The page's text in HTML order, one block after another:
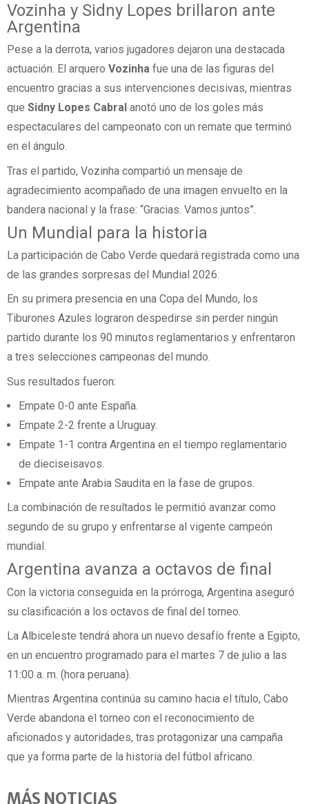
Vozinha y Sidny Lopes brillaron ante
Argentina
Pese a la derrota, varios jugadores dejaron una destacada
actuación. El arquero Vozinha fue una de las figuras del
encuentro gracias a sus intervenciones decisivas, mientras
que Sidny Lopes Cabral anotó uno de los goles más
espectaculares del campeonato con un remate que terminó
en el ángulo.
Tras el partido, Vozinha compartió un mensaje de
agradecimiento acompañado de una imagen envuelto en la
bandera nacional y la frase: “Gracias. Vamos juntos”.
Un Mundial para la historia
La participación de Cabo Verde quedará registrada como una
de las grandes sorpresas del Mundial 2026.
En su primera presencia en una Copa del Mundo, los
Tiburones Azules lograron despedirse sin perder ningún
partido durante los 90 minutos reglamentarios y enfrentaron
a tres selecciones campeonas del mundo.
Sus resultados fueron:
Empate 0-0 ante España.
Empate 2-2 frente a Uruguay.
Empate 1-1 contra Argentina en el tiempo reglamentario
de dieciseisavos.
Empate ante Arabia Saudita en la fase de grupos.
La combinación de resultados le permitió avanzar como
segundo de su grupo y enfrentarse al vigente campeón
mundial.
Argentina avanza a octavos de final
Con la victoria conseguida en la prórroga, Argentina aseguró
su clasificación a los octavos de final del torneo.
La Albiceleste tendrá ahora un nuevo desafío frente a Egipto,
en un encuentro programado para el martes 7 de julio a las
11:00 a. m. (hora peruana).
Mientras Argentina continúa su camino hacia el título, Cabo
Verde abandona el torneo con el reconocimiento de
aficionados y autoridades, tras protagonizar una campaña
que ya forma parte de la historia del fútbol africano.
MÁS NOTICIAS